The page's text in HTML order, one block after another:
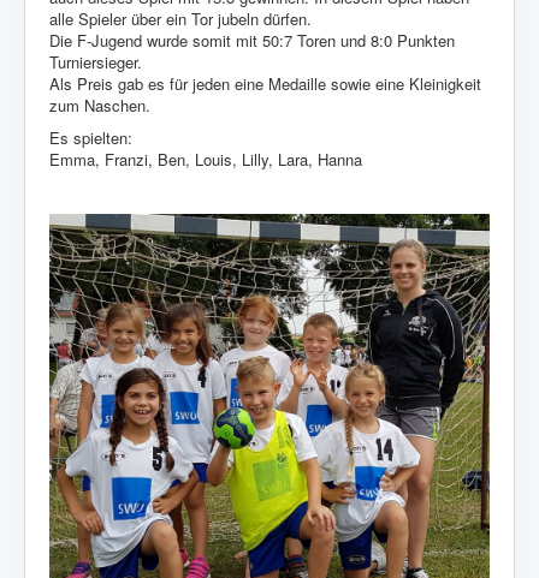
alle Spieler über ein Tor jubeln dürfen.
Die F-Jugend wurde somit mit 50:7 Toren und 8:0 Punkten
Turniersieger.
Als Preis gab es für jeden eine Medaille sowie eine Kleinigkeit
zum Naschen.
Es spielten:
Emma, Franzi, Ben, Louis, Lilly, Lara, Hanna